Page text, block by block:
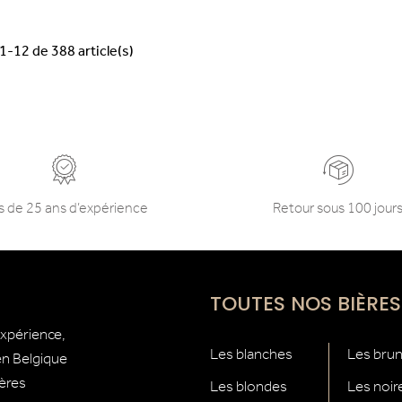
12 de 388 article(s)
de 25 ans d’expérience Retour sous 100 jours
Belgique
TOUTES NOS BIÈRES
Les blanches
Les blondes
Les
Les